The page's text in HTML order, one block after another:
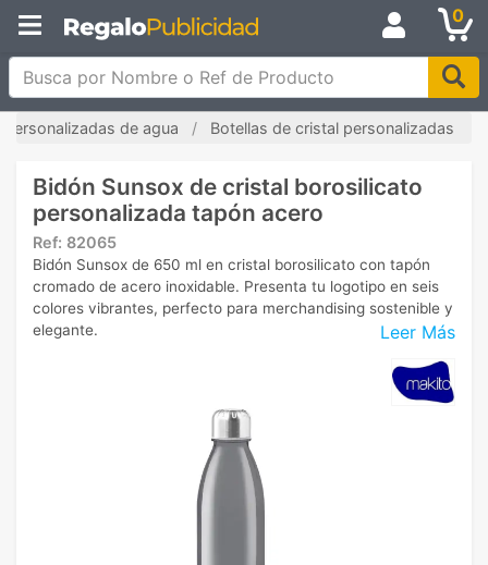
0
Busca por Nombre o Ref de Producto
personalizadas de agua Botellas de cristal personalizadas
Bidón Sunsox de cristal borosilicato
personalizada tapón acero
Ref: 82065
Leer Más
Bidón Sunsox de 650 ml en cristal borosilicato con tapón
cromado de acero inoxidable. Presenta tu logotipo en seis
colores vibrantes, perfecto para merchandising sostenible y
elegante.